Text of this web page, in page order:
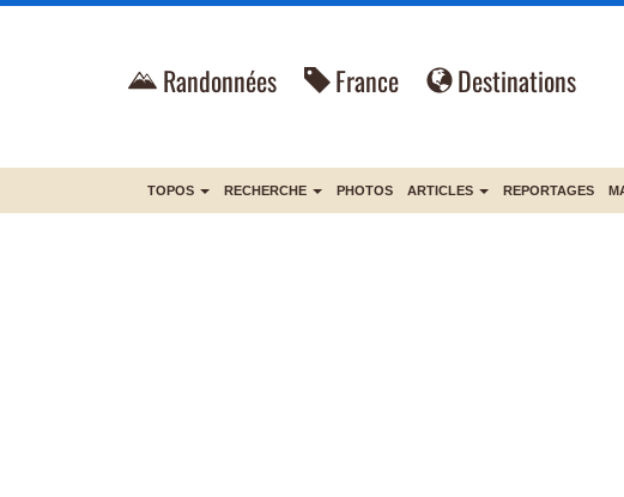
Randonnées France Destinations
TOPOS RECHERCHE PHOTOS ARTICLES REPORTAGES